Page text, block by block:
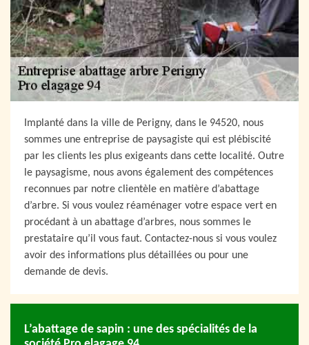
Implanté dans la ville de Perigny, dans le 94520, nous
sommes une entreprise de paysagiste qui est plébiscité
par les clients les plus exigeants dans cette localité. Outre
le paysagisme, nous avons également des compétences
reconnues par notre clientèle en matière d’abattage
d’arbre. Si vous voulez réaménager votre espace vert en
procédant à un abattage d’arbres, nous sommes le
prestataire qu’il vous faut. Contactez-nous si vous voulez
avoir des informations plus détaillées ou pour une
demande de devis.
L’abattage de sapin : une des spécialités de la